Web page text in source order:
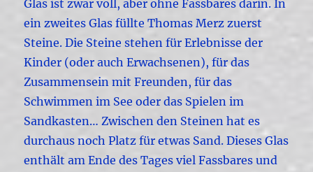
Glas ist zwar voll, aber ohne Fassbares darin. In
ein zweites Glas füllte Thomas Merz zuerst
Steine. Die Steine stehen für Erlebnisse der
Kinder (oder auch Erwachsenen), für das
Zusammensein mit Freunden, für das
Schwimmen im See oder das Spielen im
Sandkasten… Zwischen den Steinen hat es
durchaus noch Platz für etwas Sand. Dieses Glas
enthält am Ende des Tages viel Fassbares und